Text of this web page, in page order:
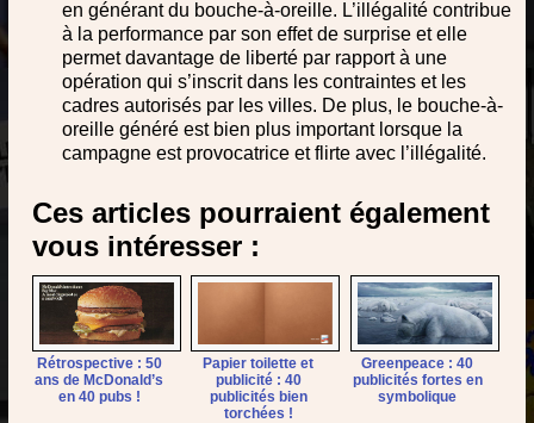
en générant du bouche-à-oreille. L’illégalité contribue
à la performance par son effet de surprise et elle
permet davantage de liberté par rapport à une
opération qui s’inscrit dans les contraintes et les
cadres autorisés par les villes. De plus, le bouche-à-
oreille généré est bien plus important lorsque la
campagne est provocatrice et flirte avec l’illégalité.
Ces articles pourraient également
vous intéresser :
Rétrospective : 50
ans de McDonald’s
en 40 pubs !
Papier toilette et
publicité : 40
publicités bien
torchées !
Greenpeace : 40
publicités fortes en
symbolique